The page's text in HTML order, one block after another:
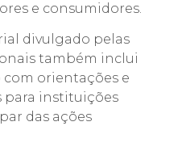
e consumidores.
divulgado pelas
também inclui
orientações e
para instituições
das ações